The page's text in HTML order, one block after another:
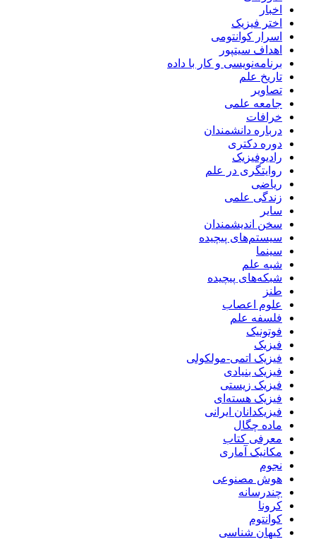
اخبار
اختر فیزیک
اسرار کوانتومی
اهداف سیتپور
برنامه‌نویسی و کار با داده
تاریخ علم
تصاویر
جامعه علمی
خرافات
درباره دانشمندان
دوره دکتری
رادیوفیزیک
روایتگری در علم
ریاضی
زندگی علمی
سایر
سخن اندیشمندان
سیستم‌های پیچیده
سینما
شبه علم
شبکه‌های پیچیده
طنز
علوم اعصاب
فلسفه علم
فوتونیک
فیزیک
فیزیک اتمی-مولکولی
فیزیک بنیادی
فیزیک زیستی
فیزیک هسته‌ای
فیزیکدانان ایرانی
ماده چگال
معرفی کتاب
مکانیک آماری
نجوم
هوش مصنوعی
چندرسانه
کرونا
کوانتوم
کیهان شناسی